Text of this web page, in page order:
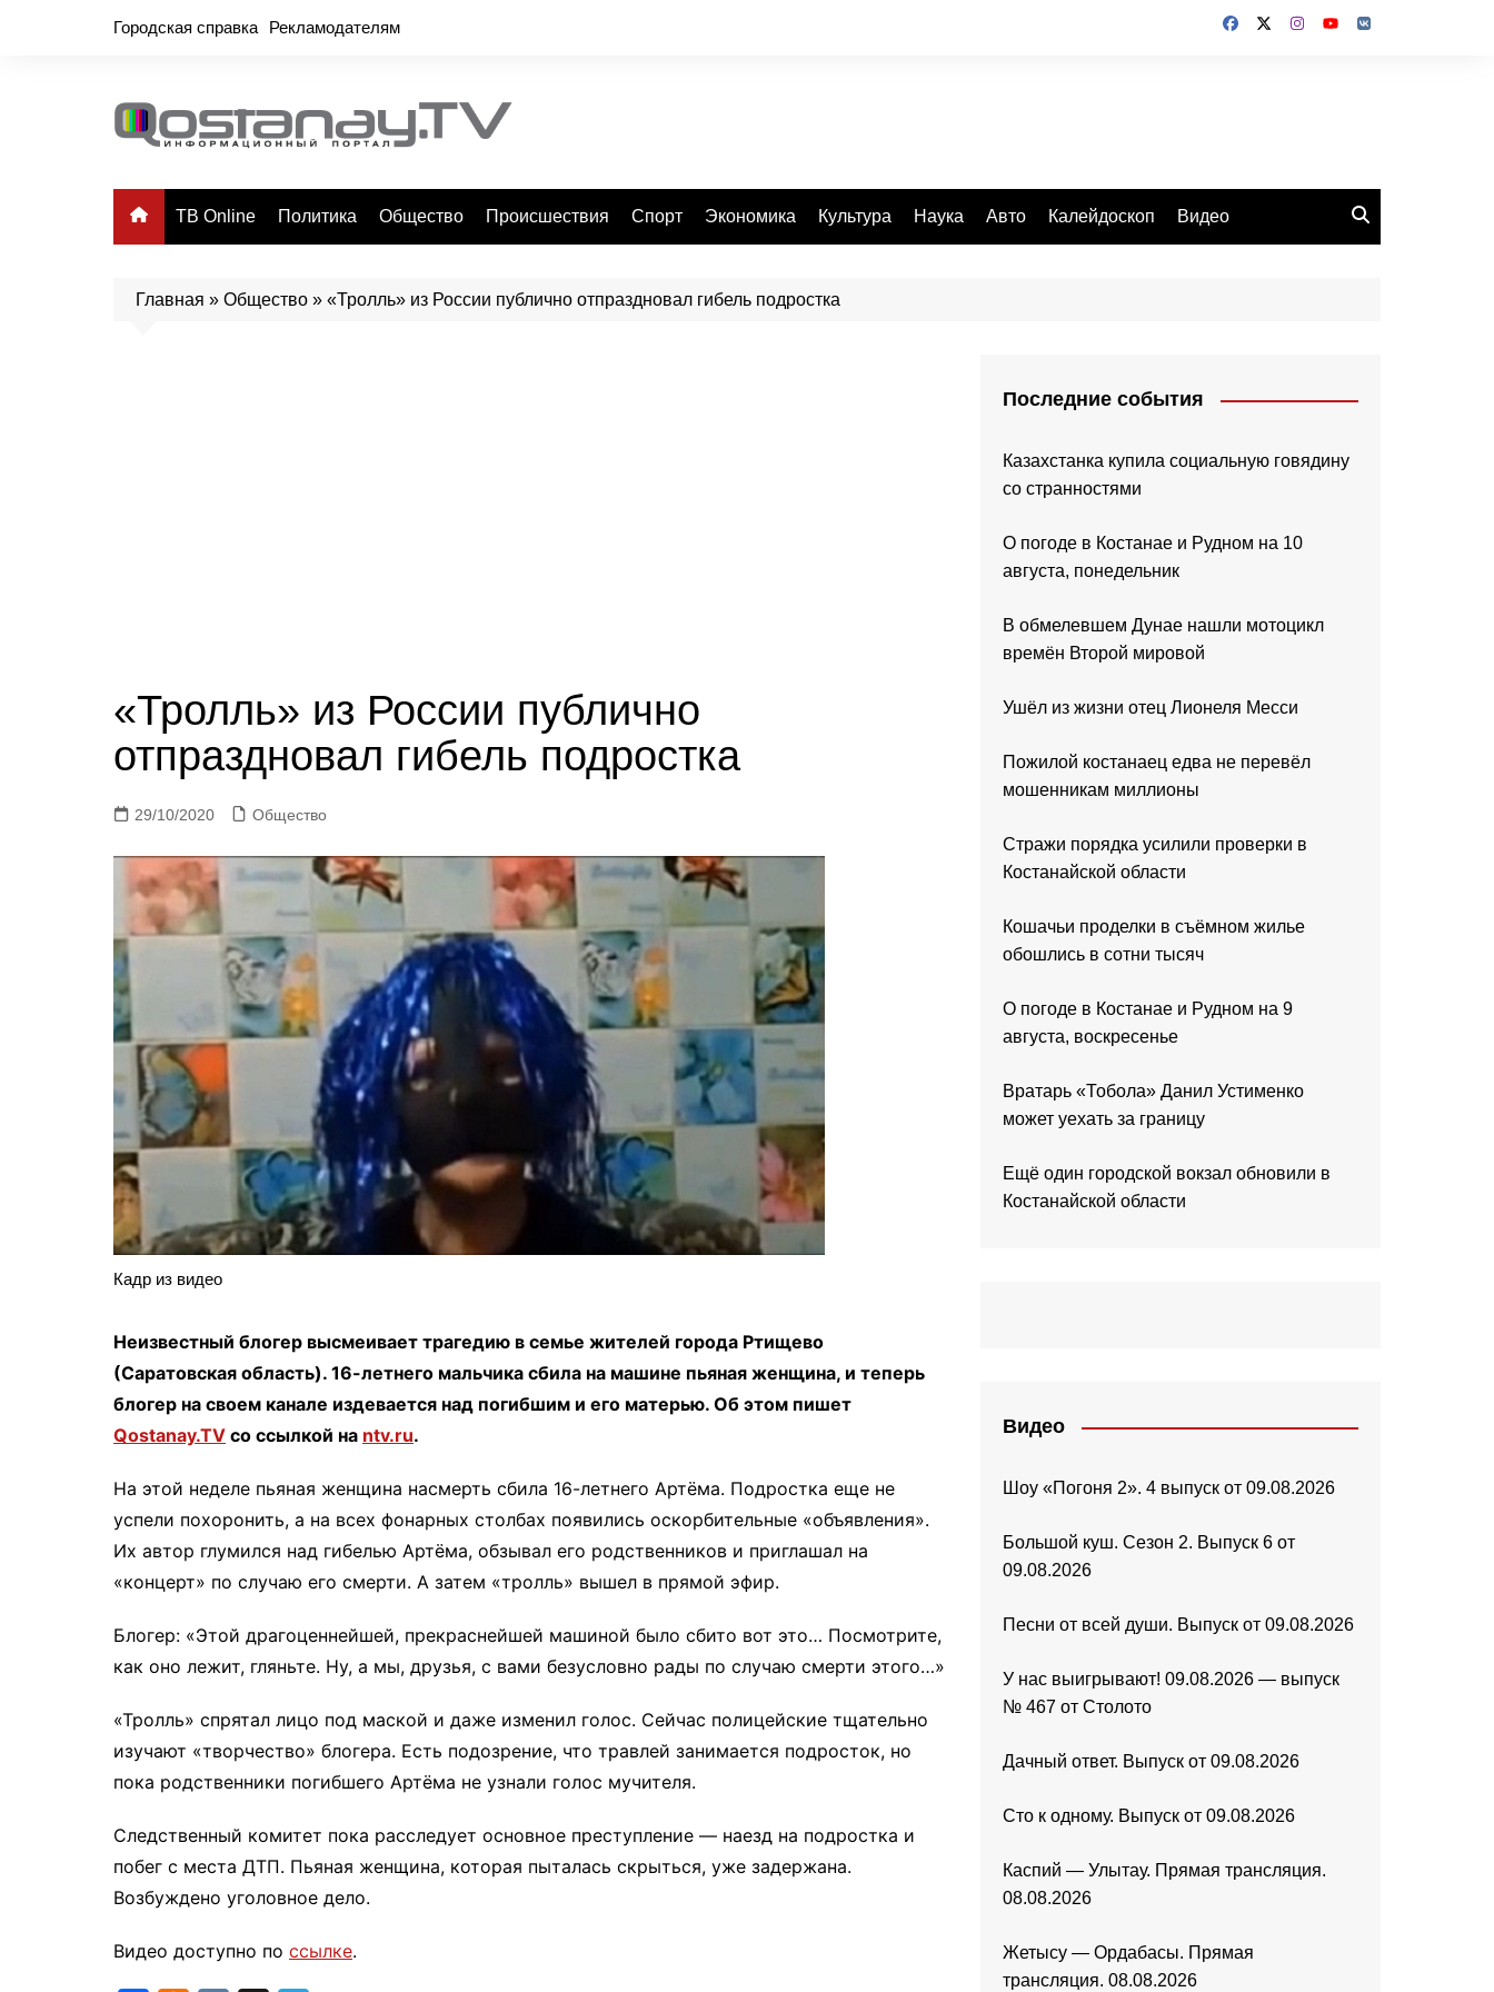
Городская справка Рекламодателям
ТВ Online Политика Общество Происшествия Спорт Экономика Культура Наука Авто Калейдоскоп Видео
Главная » Общество » «Тролль» из России публично отпраздновал гибель подростка
«Тролль» из России публично
отпраздновал гибель подростка
29/10/2020 Общество
Кадр из видео
Неизвестный блогер высмеивает трагедию в семье жителей города Ртищево
(Саратовская область). 16-летнего мальчика сбила на машине пьяная женщина, и теперь
блогер на своем канале издевается над погибшим и его матерью. Об этом пишет
Qostanay.TV со ссылкой на ntv.ru.
На этой неделе пьяная женщина насмерть сбила 16-летнего Артёма. Подростка еще не
успели похоронить, а на всех фонарных столбах появились оскорбительные «объявления».
Их автор глумился над гибелью Артёма, обзывал его родственников и приглашал на
«концерт» по случаю его смерти. А затем «тролль» вышел в прямой эфир.
Блогер: «Этой драгоценнейшей, прекраснейшей машиной было сбито вот это… Посмотрите,
как оно лежит, гляньте. Ну, а мы, друзья, с вами безусловно рады по случаю смерти этого…»
«Тролль» спрятал лицо под маской и даже изменил голос. Сейчас полицейские тщательно
изучают «творчество» блогера. Есть подозрение, что травлей занимается подросток, но
пока родственники погибшего Артёма не узнали голос мучителя.
Следственный комитет пока расследует основное преступление — наезд на подростка и
побег с места ДТП. Пьяная женщина, которая пыталась скрыться, уже задержана.
Возбуждено уголовное дело.
Видео доступно по ссылке.
Последние события
Казахстанка купила социальную говядину
со странностями
О погоде в Костанае и Рудном на 10
августа, понедельник
В обмелевшем Дунае нашли мотоцикл
времён Второй мировой
Ушёл из жизни отец Лионеля Месси
Пожилой костанаец едва не перевёл
мошенникам миллионы
Стражи порядка усилили проверки в
Костанайской области
Кошачьи проделки в съёмном жилье
обошлись в сотни тысяч
О погоде в Костанае и Рудном на 9
августа, воскресенье
Вратарь «Тобола» Данил Устименко
может уехать за границу
Ещё один городской вокзал обновили в
Костанайской области
Видео
Шоу «Погоня 2». 4 выпуск от 09.08.2026
Большой куш. Сезон 2. Выпуск 6 от
09.08.2026
Песни от всей души. Выпуск от 09.08.2026
У нас выигрывают! 09.08.2026 — выпуск
№ 467 от Столото
Дачный ответ. Выпуск от 09.08.2026
Сто к одному. Выпуск от 09.08.2026
Каспий — Улытау. Прямая трансляция.
08.08.2026
Жетысу — Ордабасы. Прямая
трансляция. 08.08.2026